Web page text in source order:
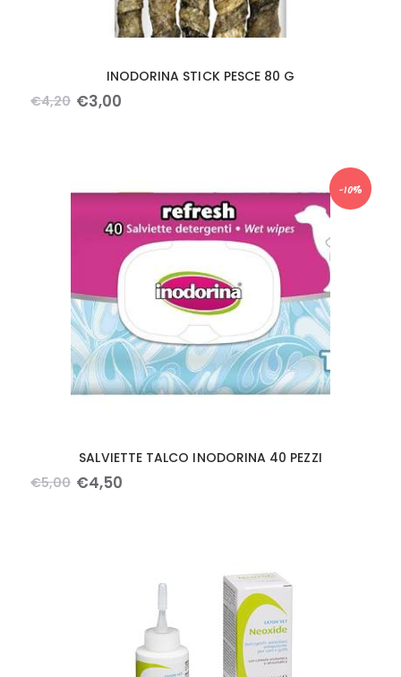
INODORINA STICK PESCE 80 G
€4,20 €3,00
-10%
SALVIETTE TALCO INODORINA 40 PEZZI
€5,00 €4,50